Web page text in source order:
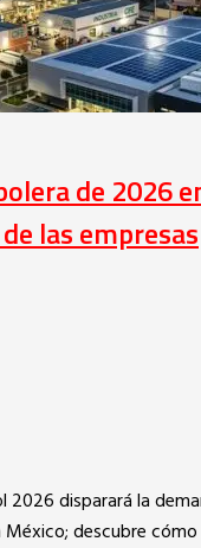
de 2026
las empresas
2026 disparará la
México; descubre